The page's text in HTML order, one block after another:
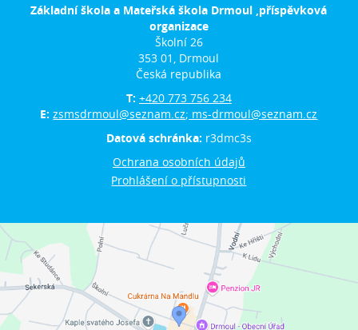
Základní škola a Mateřská škola Drmoul ,příspěvková
organizace
Školní 26
353 01, Drmoul
Česká republika
T: +420 773 756 234
E:zsmsdrmoul@seznam.cz; ms-drmoul@seznam.cz
Datová schránka: r3dmc3s
Ochrana osobních údajů
Prohlášení o přístupnosti